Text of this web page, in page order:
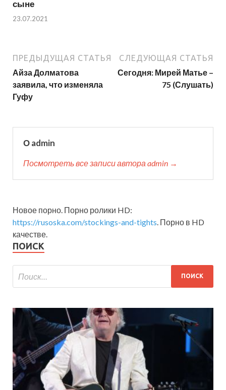
сыне
23.07.2021
ПРЕДЫДУЩАЯ СТАТЬЯ
Айза Долматова
заявила, что изменяла
Гуфу
СЛЕДУЮЩАЯ СТАТЬЯ
Сегодня: Мирей Матье –
75 (Слушать)
О admin
Посмотреть все записи автора admin →
Новое порно. Порно ролики HD:
https://rusoska.com/stockings-and-tights . Порно в HD
качестве.
ПОИСК